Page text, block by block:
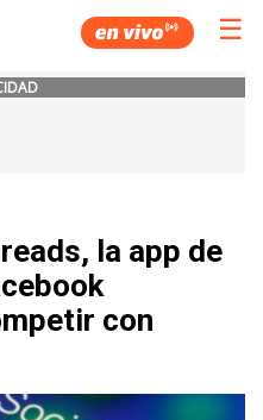
☰
la app de
con